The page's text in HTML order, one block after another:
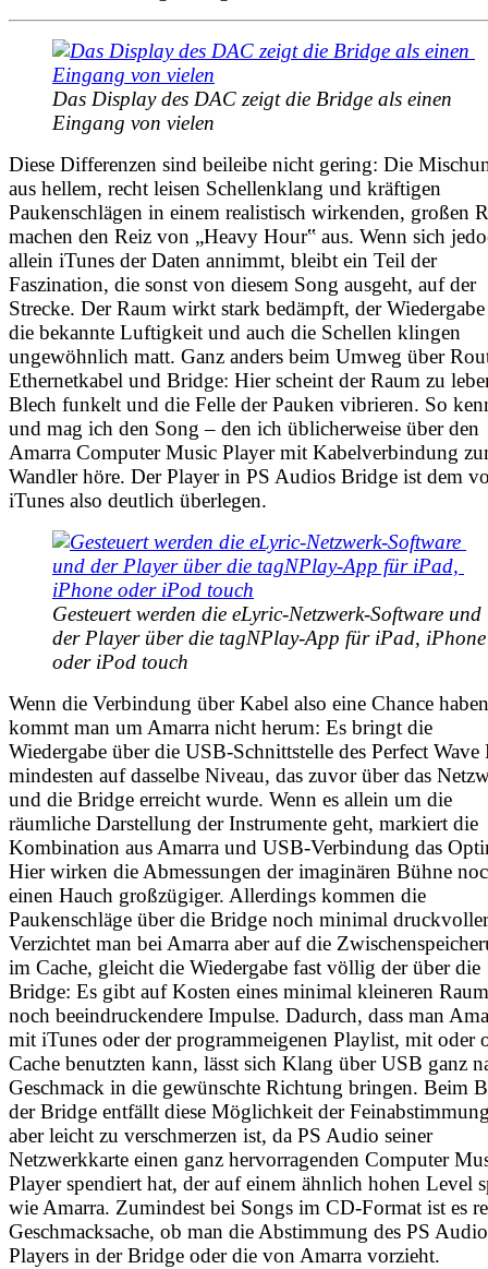
Das Display des DAC zeigt die Bridge als einen
Eingang von vielen
Diese Differenzen sind beileibe nicht gering: Die
aus hellem, recht leisen Schellenklang und kräftigen
Paukenschlägen in einem realistisch wirkenden, großen
machen den Reiz von „Heavy Hour‟ aus. Wenn sich
allein iTunes der Daten annimmt, bleibt ein Teil der
Faszination, die sonst von diesem Song ausgeht, auf der
Strecke. Der Raum wirkt stark bedämpft, der
die bekannte Luftigkeit und auch die Schellen klingen
ungewöhnlich matt. Ganz anders beim Umweg über
Ethernetkabel und Bridge: Hier scheint der Raum zu
Blech funkelt und die Felle der Pauken vibrieren. So
und mag ich den Song – den ich üblicherweise über den
Amarra Computer Music Player mit Kabelverbindung
Wandler höre. Der Player in PS Audios Bridge ist dem
iTunes also deutlich überlegen.
Gesteuert werden die eLyric-Netzwerk-Software und
der Player über die tagNPlay-App für iPad, iPhone
oder iPod touch
Wenn die Verbindung über Kabel also eine Chance
kommt man um Amarra nicht herum: Es bringt die
Wiedergabe über die USB-Schnittstelle des Perfect
mindesten auf dasselbe Niveau, das zuvor über das
und die Bridge erreicht wurde. Wenn es allein um die
räumliche Darstellung der Instrumente geht, markiert die
Kombination aus Amarra und USB-Verbindung das
Hier wirken die Abmessungen der imaginären Bühne
einen Hauch großzügiger. Allerdings kommen die
Paukenschläge über die Bridge noch minimal
Verzichtet man bei Amarra aber auf die
im Cache, gleicht die Wiedergabe fast völlig der über die
Bridge: Es gibt auf Kosten eines minimal kleineren
noch beeindruckendere Impulse. Dadurch, dass man
mit iTunes oder der programmeigenen Playlist, mit oder
Cache benutzten kann, lässt sich Klang über USB ganz
Geschmack in die gewünschte Richtung bringen. Beim
der Bridge entfällt diese Möglichkeit der
aber leicht zu verschmerzen ist, da PS Audio seiner
Netzwerkkarte einen ganz hervorragenden Computer
Player spendiert hat, der auf einem ähnlich hohen Level
wie Amarra. Zumindest bei Songs im CD-Format ist es
Geschmacksache, ob man die Abstimmung des PS
Players in der Bridge oder die von Amarra vorzieht.